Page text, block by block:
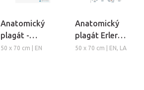
Anatomický
plagát -
Dermatómy
50 x 70 cm | EN
Anatomický
plagát Erler
Zimmer - Svalová
50 x 70 cm | EN, LA